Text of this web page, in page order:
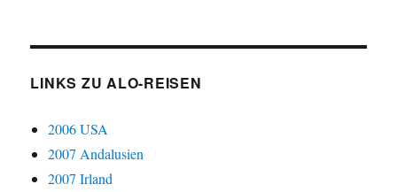
LINKS ZU ALO-REISEN
2006 USA
2007 Andalusien
2007 Irland